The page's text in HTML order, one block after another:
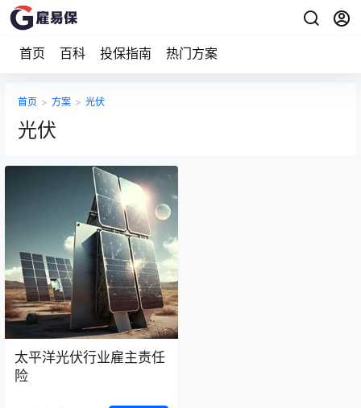
首页 百科 投保指南 热门方案
首页 > 方案 > 光伏
光伏
太平洋光伏行业雇主责任
险